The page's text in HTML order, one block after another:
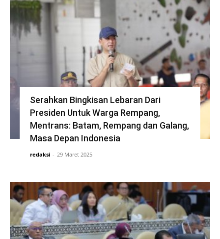
Serahkan Bingkisan Lebaran Dari
Presiden Untuk Warga Rempang,
Mentrans: Batam, Rempang dan Galang,
Masa Depan Indonesia
redaksi - 29 Maret 2025